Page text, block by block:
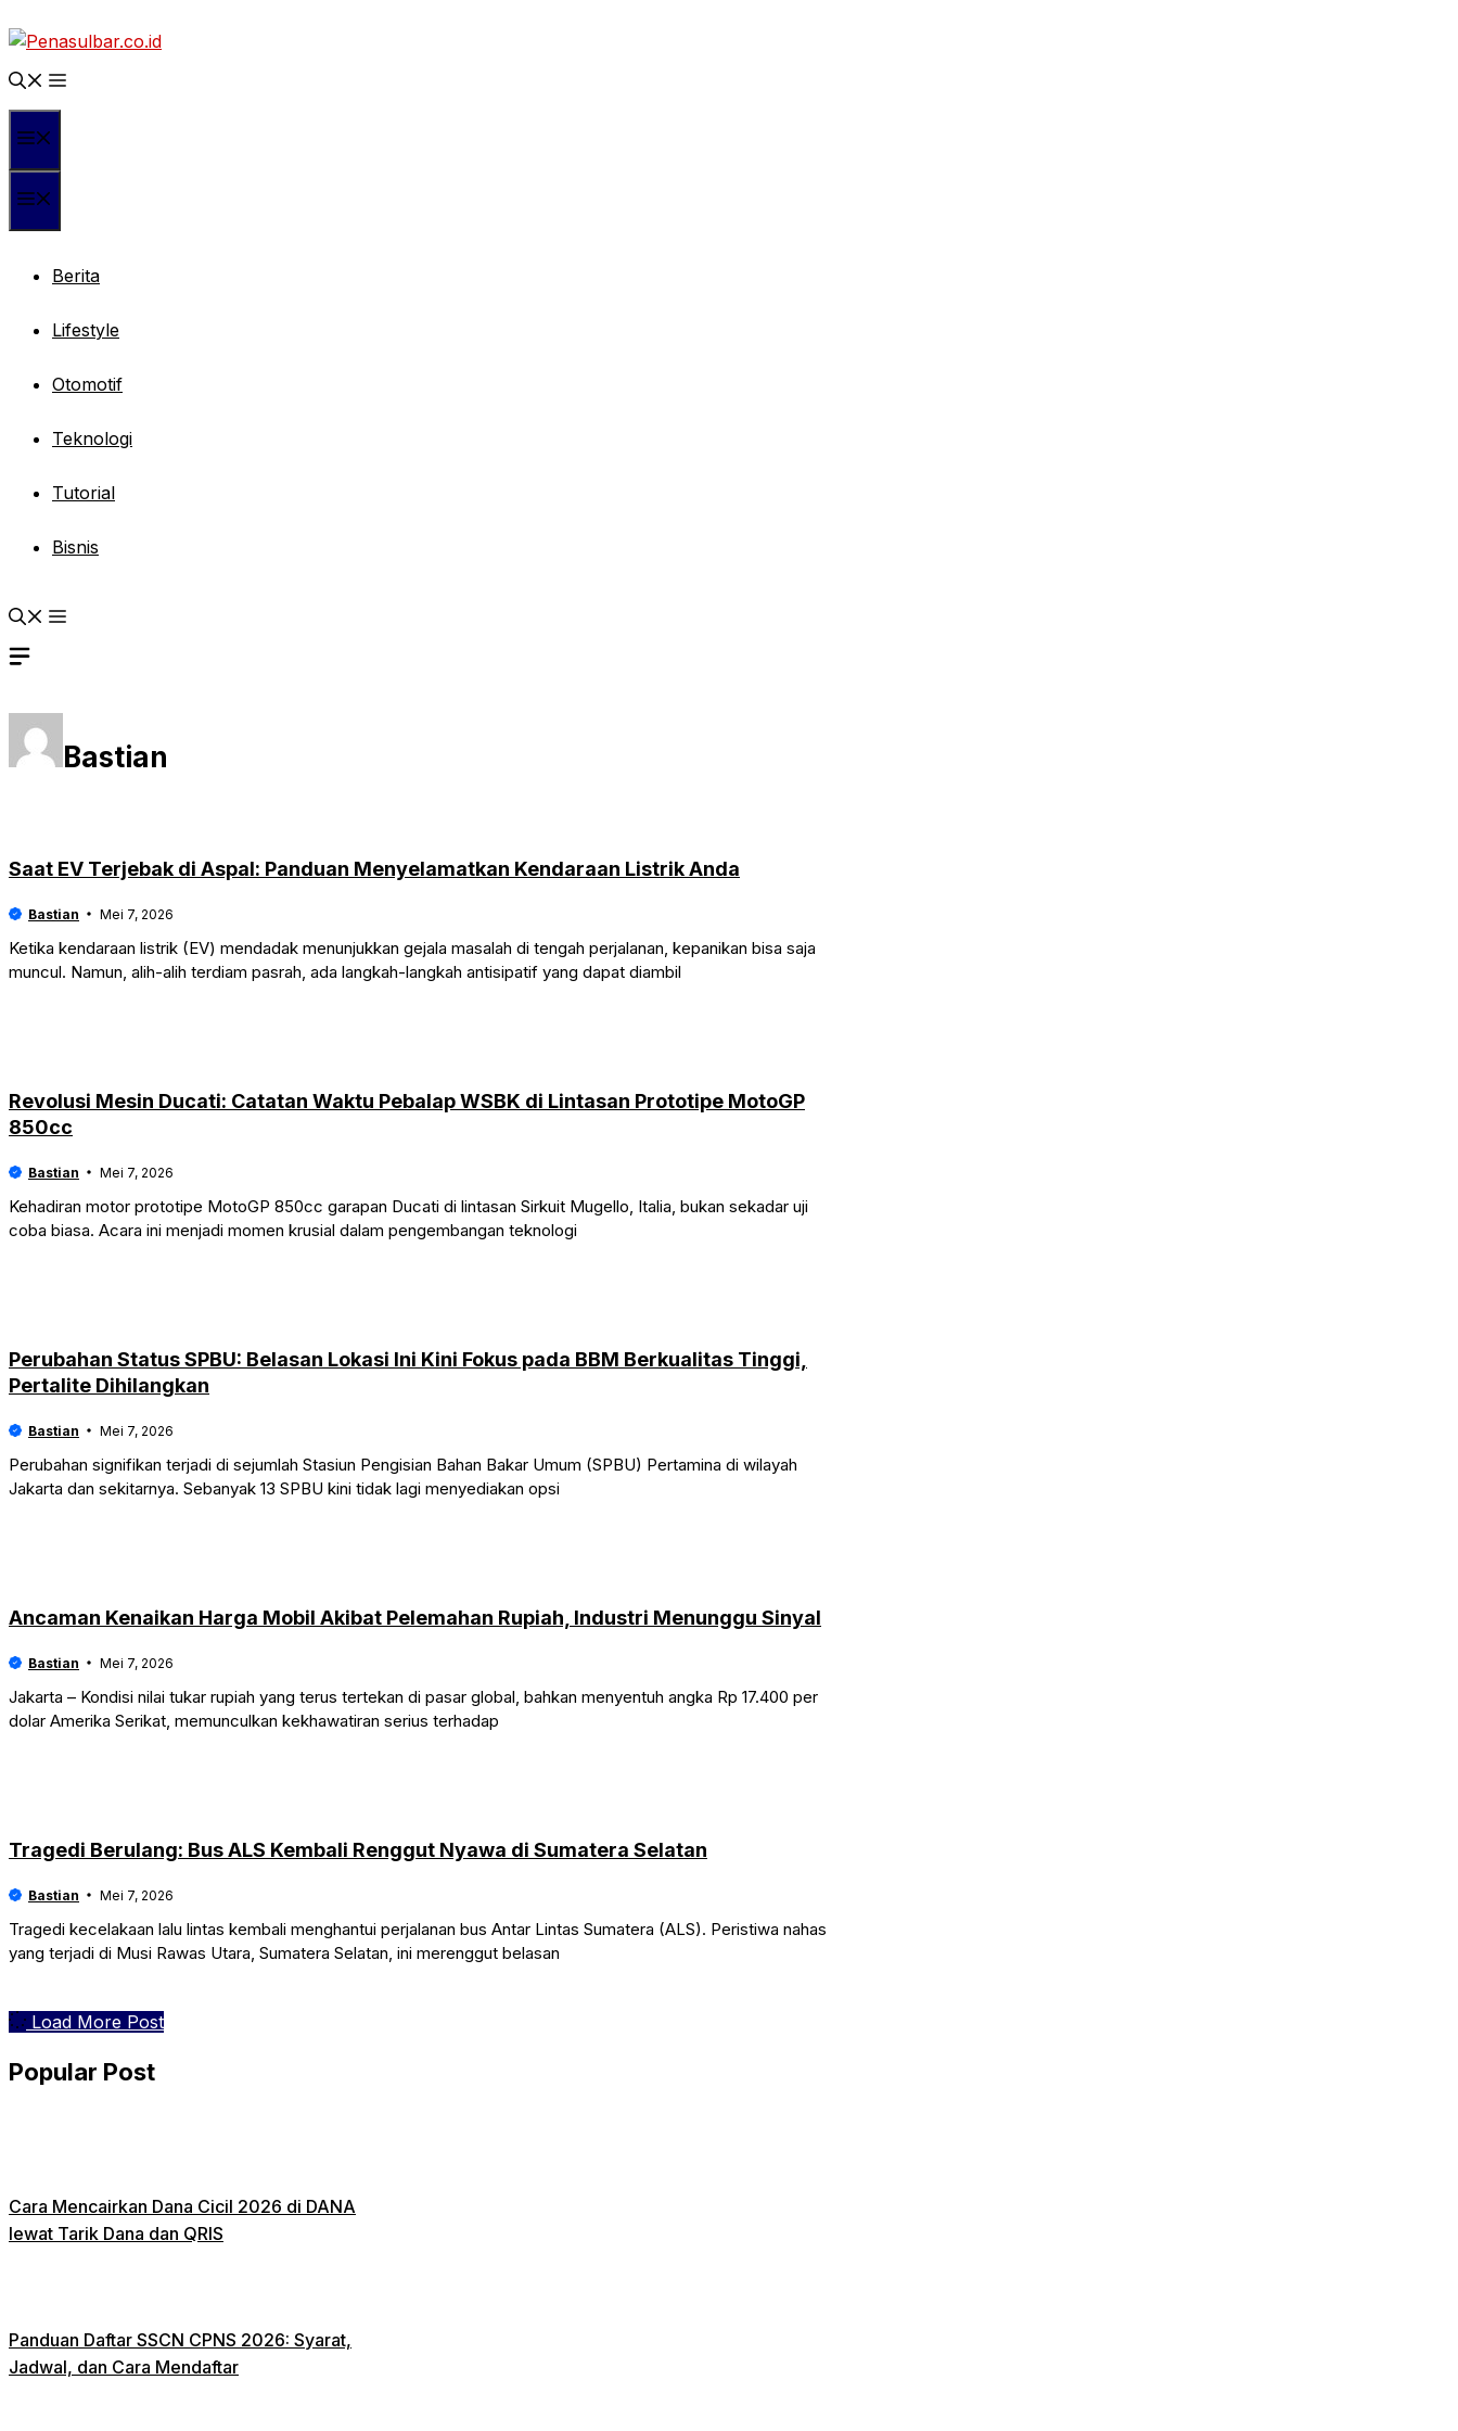
ke
isi
Berita
Lifestyle
Otomotif
Teknologi
Tutorial
Bisnis
Bastian
Saat EV Terjebak di Aspal: Panduan Menyelamatkan Kendaraan Listrik Anda
Bastian Mei 7, 2026
Ketika kendaraan listrik (EV) mendadak menunjukkan gejala masalah di tengah perjalanan, kepanikan bisa saja
muncul. Namun, alih-alih terdiam pasrah, ada langkah-langkah antisipatif yang dapat diambil
Revolusi Mesin Ducati: Catatan Waktu Pebalap WSBK di Lintasan Prototipe MotoGP
850cc
Bastian Mei 7, 2026
Kehadiran motor prototipe MotoGP 850cc garapan Ducati di lintasan Sirkuit Mugello, Italia, bukan sekadar uji
coba biasa. Acara ini menjadi momen krusial dalam pengembangan teknologi
Perubahan Status SPBU: Belasan Lokasi Ini Kini Fokus pada BBM Berkualitas Tinggi,
Pertalite Dihilangkan
Bastian Mei 7, 2026
Perubahan signifikan terjadi di sejumlah Stasiun Pengisian Bahan Bakar Umum (SPBU) Pertamina di wilayah
Jakarta dan sekitarnya. Sebanyak 13 SPBU kini tidak lagi menyediakan opsi
Ancaman Kenaikan Harga Mobil Akibat Pelemahan Rupiah, Industri Menunggu Sinyal
Bastian Mei 7, 2026
Jakarta – Kondisi nilai tukar rupiah yang terus tertekan di pasar global, bahkan menyentuh angka Rp 17.400 per
dolar Amerika Serikat, memunculkan kekhawatiran serius terhadap
Tragedi Berulang: Bus ALS Kembali Renggut Nyawa di Sumatera Selatan
Bastian Mei 7, 2026
Tragedi kecelakaan lalu lintas kembali menghantui perjalanan bus Antar Lintas Sumatera (ALS). Peristiwa nahas
yang terjadi di Musi Rawas Utara, Sumatera Selatan, ini merenggut belasan
Load More Post
Popular Post
Cara Mencairkan Dana Cicil 2026 di DANA
lewat Tarik Dana dan QRIS
Panduan Daftar SSCN CPNS 2026: Syarat,
Jadwal, dan Cara Mendaftar